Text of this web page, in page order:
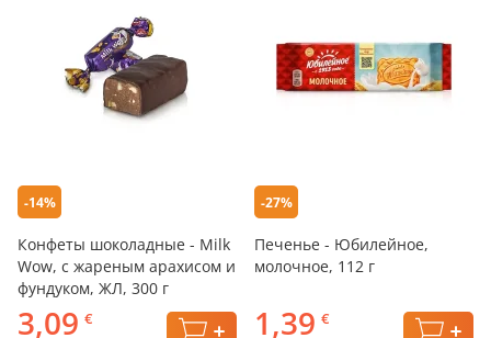
-14%
Конфеты шоколадные - Milk
Wow, с жареным арахисом и
фундуком, ЖЛ, 300 г
3,09 €
-27%
Печенье - Юбилейное,
молочное, 112 г
1,39 €